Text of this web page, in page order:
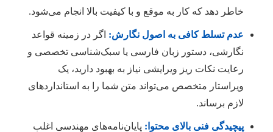
خاطر دهد که کار به موقع و با کیفیت بالا انجام می‌شود.
عدم تسلط کافی به اصول نگارش: اگر در زمینه قواعد
نگارشی، دستور زبان فارسی یا سبک‌شناسی تخصصی و
رعایت نکات ریز ویرایشی نیاز به بهبود دارید، یک
ویراستار متخصص می‌تواند متن شما را به استانداردهای
لازم برساند.
پیچیدگی فنی بالای محتوا:پایان‌نامه‌های مهندسی اغلب